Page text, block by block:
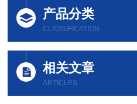
产品分类
CLASSIFICATION
相关文章
ARTICLES